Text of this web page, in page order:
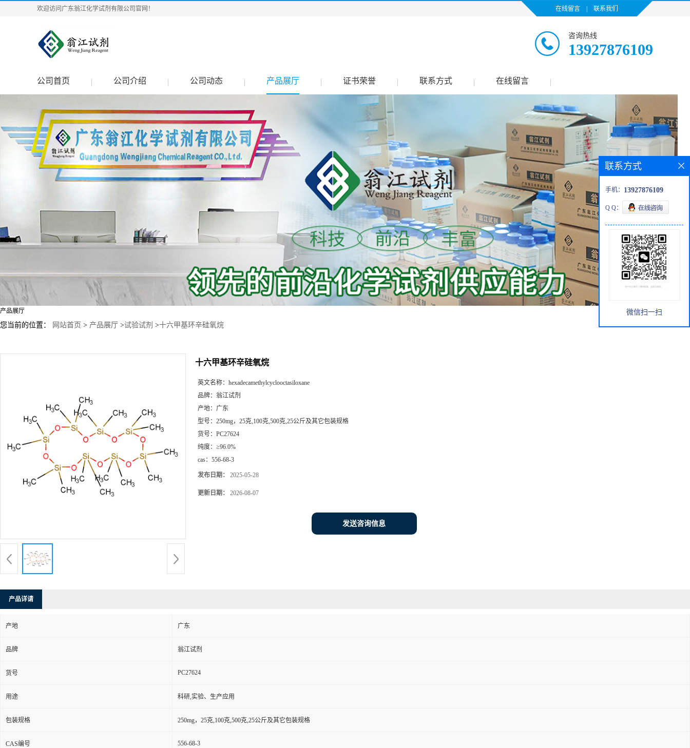
欢迎访问广东翁江化学试剂有限公司官网！ 在线留言 联系我们
咨询热线
13927876109
公司首页 公司介绍 公司动态 产品展厅 证书荣誉 联系方式 在线留言
产品展厅
您当前的位置： 网站首页 > 产品展厅 >试验试剂 >十六甲基环辛硅氧烷
十六甲基环辛硅氧烷
英文名称： hexadecamethylcyclooctasiloxane
品牌： 翁江试剂
产地： 广东
型号： 250mg，25克,100克,500克,25公斤及其它包装规格
货号： PC27624
纯度： ≥96.0%
cas： 556-68-3
发布日期： 2025-05-28
更新日期： 2026-08-07
发送咨询信息
产品详请
产地 广东
品牌 翁江试剂
货号 PC27624
用途 科研,实验、生产应用
包装规格 250mg，25克,100克,500克,25公斤及其它包装规格
CAS编号 556-68-3
联系方式
手机： 13927876109
Q Q：
微信扫一扫